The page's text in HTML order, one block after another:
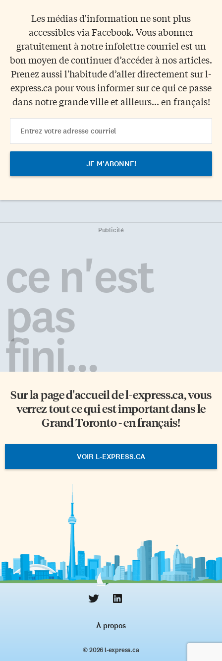
Les médias d'information ne sont plus
accessibles via Facebook. Vous abonner
gratuitement à notre infolettre courriel est un
bon moyen de continuer d’accéder à nos articles.
Prenez aussi l'habitude d’aller directement sur l-
express.ca pour vous informer sur ce qui ce passe
dans notre grande ville et ailleurs... en français!
Address
Publicité
ce n'est
pas
fini...
Sur la page d'accueil del-express.ca, vous
verrez tout ce qui est important dans le
Grand Toronto - en français!
VOIR L-EXPRESS.CA
À propos
© 2026 l‑express.ca